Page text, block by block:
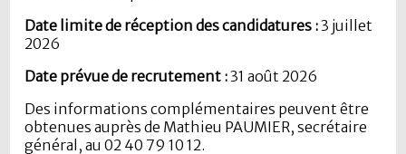
Date limite de réception des candidatures :3 juillet
2026
Date prévue de recrutement :31 août 2026
Des informations complémentaires peuvent être
obtenues auprès de Mathieu PAUMIER, secrétaire
général, au 02 40 79 10 12.